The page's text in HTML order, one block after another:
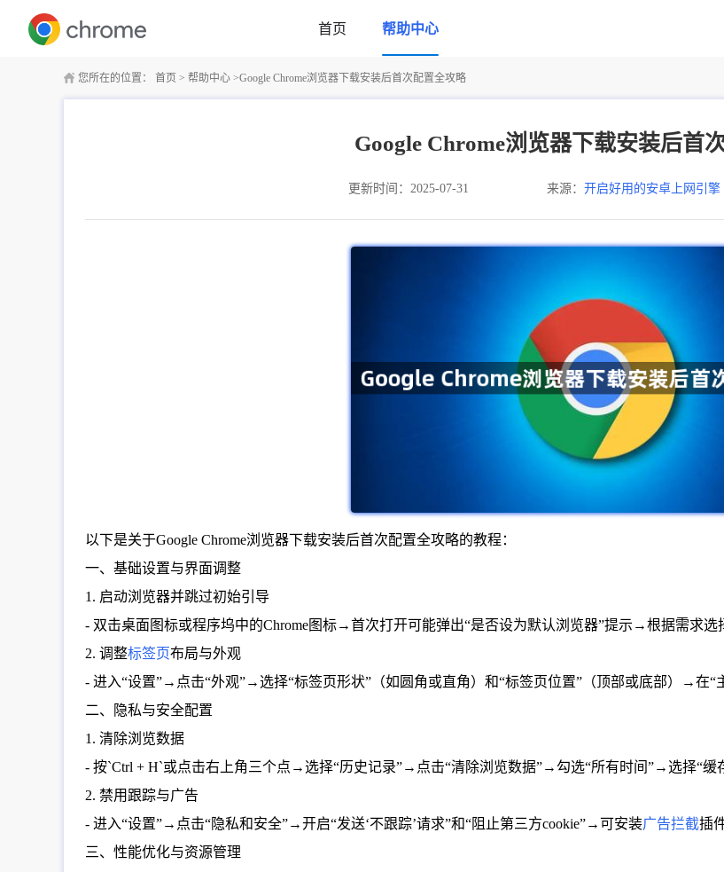
首页 帮助中心
您所在的位置： 首页 > 帮助中心 >Google Chrome浏览器下载安装后首次配置全攻略
Google Chrome浏览器下载安装后首
更新时间：2025-07-31 来源： 开启好用的安卓上网引
以下是关于Google Chrome浏览器下载安装后首次配置全攻略的教程：
一、基础设置与界面调整
1. 启动浏览器并跳过初始引导
- 双击桌面图标或程序坞中的Chrome图标→首次打开可能弹出“是否设为默认浏览器”提示→根据需求选
2. 调整标签页布局与外观
- 进入“设置”→点击“外观”→选择“标签页形状”（如圆角或直角）和“标签页位置”（顶部或底部）→在“
二、隐私与安全配置
1. 清除浏览数据
- 按`Ctrl + H`或点击右上角三个点→选择“历史记录”→点击“清除浏览数据”→勾选“所有时间”→选择“缓
2. 禁用跟踪与广告
- 进入“设置”→点击“隐私和安全”→开启“发送‘不跟踪’请求”和“阻止第三方cookie”→可安装广告拦截插
三、性能优化与资源管理